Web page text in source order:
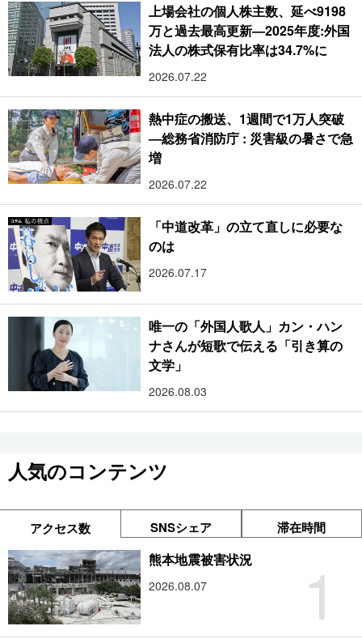
上場会社の個人株主数、延べ9198
万と過去最高更新―2025年度:外国
法人の株式保有比率は34.7%に
2026.07.22
熱中症の搬送、1週間で1万人突破
―総務省消防庁 : 災害級の暑さで急
増
2026.07.22
「中道改革」の立て直しに必要な
のは
2026.07.17
唯一の「外国人歌人」カン・ハン
ナさんが短歌で伝える「引き算の
文学」
2026.08.03
人気のコンテンツ
アクセス数 SNSシェア 滞在時間
1
熊本地震被害状況
2026.08.07